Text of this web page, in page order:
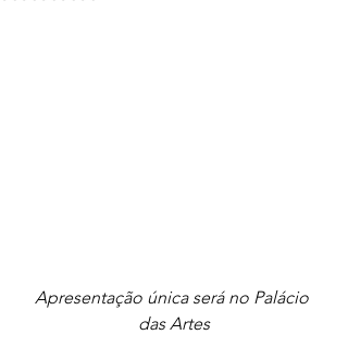
Apresentação única será no Palácio
das Artes